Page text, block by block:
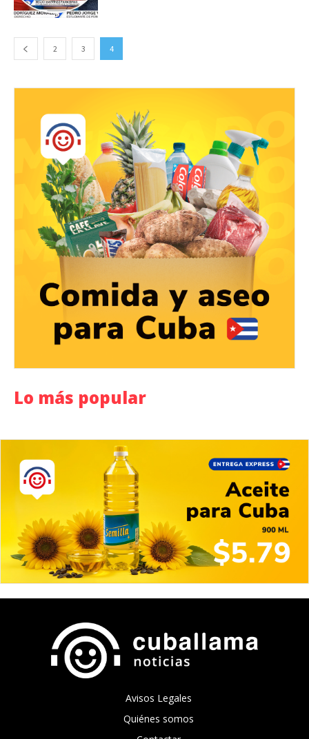
2 3 4
Lo más popular
Avisos Legales
Quiénes somos